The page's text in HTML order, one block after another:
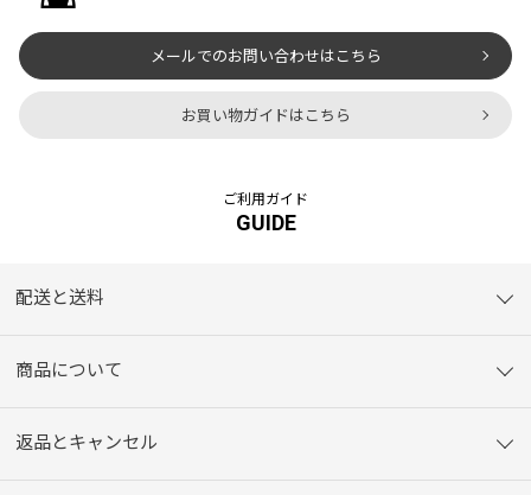
メールでのお問い合わせはこちら
お買い物ガイドはこちら
ご利用ガイド
GUIDE
配送と送料
商品について
返品とキャンセル